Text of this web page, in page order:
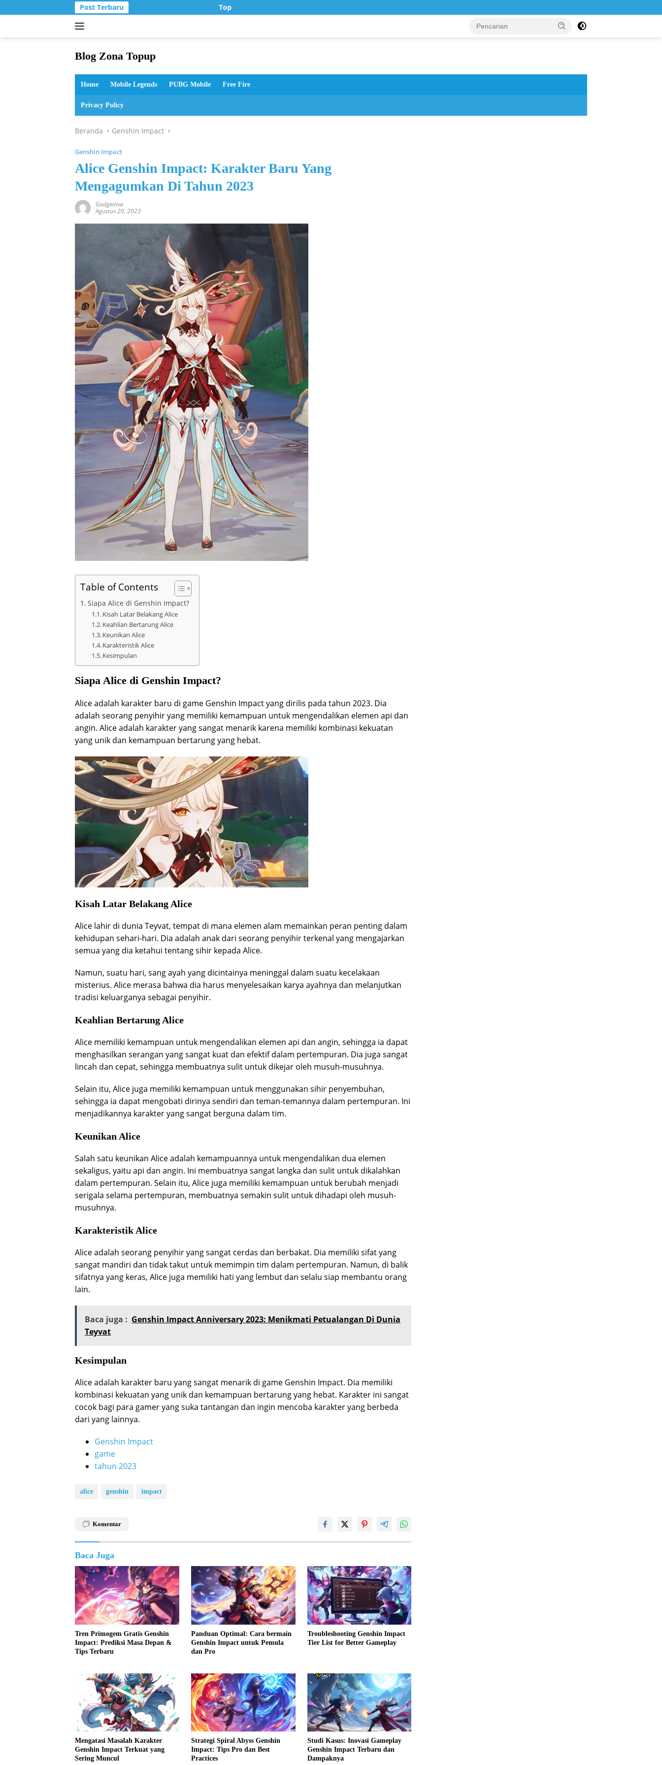
ke
Post Terbaru Top Up Murah di Zona Topup
Blog Zona Topup
dan
bermain
Home Mobile Legends PUBG Mobile Free Fire
Privacy Policy
Beranda Genshin Impact
Genshin Impact
Alice Genshin Impact: Karakter Baru Yang
Mengagumkan Di Tahun 2023
Gadgetlow
Agustus 20, 2023
Table of Contents
Siapa Alice di Genshin Impact?
Kisah Latar Belakang Alice
Keahlian Bertarung Alice
Keunikan Alice
Karakteristik Alice
Kesimpulan
Siapa Alice di Genshin Impact?
Alice adalah karakter baru di game Genshin Impact yang dirilis pada tahun 2023. Dia
adalah seorang penyihir yang memiliki kemampuan untuk mengendalikan elemen api dan
angin. Alice adalah karakter yang sangat menarik karena memiliki kombinasi kekuatan
yang unik dan kemampuan bertarung yang hebat.
Kisah Latar Belakang Alice
Alice lahir di dunia Teyvat, tempat di mana elemen alam memainkan peran penting dalam
kehidupan sehari-hari. Dia adalah anak dari seorang penyihir terkenal yang mengajarkan
semua yang dia ketahui tentang sihir kepada Alice.
Namun, suatu hari, sang ayah yang dicintainya meninggal dalam suatu kecelakaan
misterius. Alice merasa bahwa dia harus menyelesaikan karya ayahnya dan melanjutkan
tradisi keluarganya sebagai penyihir.
Keahlian Bertarung Alice
Alice memiliki kemampuan untuk mengendalikan elemen api dan angin, sehingga ia dapat
menghasilkan serangan yang sangat kuat dan efektif dalam pertempuran. Dia juga sangat
lincah dan cepat, sehingga membuatnya sulit untuk dikejar oleh musuh-musuhnya.
Selain itu, Alice juga memiliki kemampuan untuk menggunakan sihir penyembuhan,
sehingga ia dapat mengobati dirinya sendiri dan teman-temannya dalam pertempuran. Ini
menjadikannya karakter yang sangat berguna dalam tim.
Keunikan Alice
Salah satu keunikan Alice adalah kemampuannya untuk mengendalikan dua elemen
sekaligus, yaitu api dan angin. Ini membuatnya sangat langka dan sulit untuk dikalahkan
dalam pertempuran. Selain itu, Alice juga memiliki kemampuan untuk berubah menjadi
serigala selama pertempuran, membuatnya semakin sulit untuk dihadapi oleh musuh-
musuhnya.
Karakteristik Alice
Alice adalah seorang penyihir yang sangat cerdas dan berbakat. Dia memiliki sifat yang
sangat mandiri dan tidak takut untuk memimpin tim dalam pertempuran. Namun, di balik
sifatnya yang keras, Alice juga memiliki hati yang lembut dan selalu siap membantu orang
lain.
Baca juga : Genshin Impact Anniversary 2023: Menikmati Petualangan Di Dunia
Teyvat
Kesimpulan
Alice adalah karakter baru yang sangat menarik di game Genshin Impact. Dia memiliki
kombinasi kekuatan yang unik dan kemampuan bertarung yang hebat. Karakter ini sangat
cocok bagi para gamer yang suka tantangan dan ingin mencoba karakter yang berbeda
dari yang lainnya.
Genshin Impact
game
tahun 2023
alice genshin impact
Komentar
Baca Juga
Tren Primogem Gratis Genshin
Impact: Prediksi Masa Depan &
Tips Terbaru
Panduan Optimal: Cara bermain
Genshin Impact untuk Pemula
dan Pro
Troubleshooting Genshin Impact
Tier List for Better Gameplay
Mengatasi Masalah Karakter
Genshin Impact Terkuat yang
Sering Muncul
Strategi Spiral Abyss Genshin
Impact: Tips Pro dan Best
Practices
Studi Kasus: Inovasi Gameplay
Genshin Impact Terbaru dan
Dampaknya